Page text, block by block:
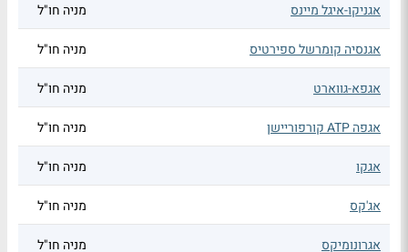
אגניקו-איגל מיינס מניה חו"ל
אגנסיה קומרשל ספירטיס מניה חו"ל
אגפא-גווארט מניה חו"ל
אגפה ATP קורפוריישן מניה חו"ל
אגקו מניה חו"ל
אג'קס מניה חו"ל
אגרונומיקס מניה חו"ל